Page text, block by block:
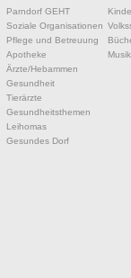
Parndorf GEHT
Soziale Organisationen
Pflege und Betreuung
Apotheke
Ärzte/Hebammen
Gesundheit
Tierärzte
Gesundheitsthemen
Leihomas
Gesundes Dorf